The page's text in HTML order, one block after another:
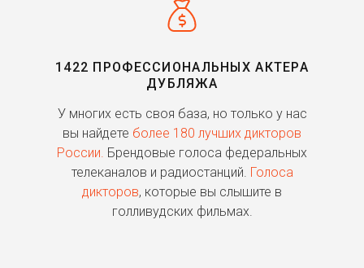
1422 ПРОФЕССИОНАЛЬНЫХ АКТЕРА
ДУБЛЯЖА
У многих есть своя база, но только у нас
вы найдете более 180 лучших дикторов
России. Брендовые голоса федеральных
телеканалов и радиостанций. Голоса
дикторов, которые вы слышите в
голливудских фильмах.